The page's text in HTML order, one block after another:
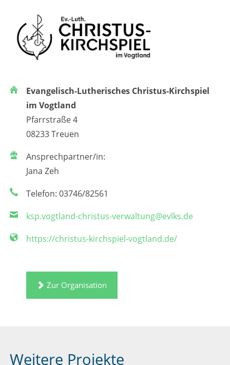
Evangelisch-Lutherisches Christus-Kirchspiel
im Vogtland
Pfarrstraße 4
08233 Treuen
Ansprechpartner/in:
Jana Zeh
Telefon: 03746/82561
ksp.vogtland-christus-verwaltung@evlks.de
https://christus-kirchspiel-vogtland.de/
Zur Organisation
Weitere Projekte